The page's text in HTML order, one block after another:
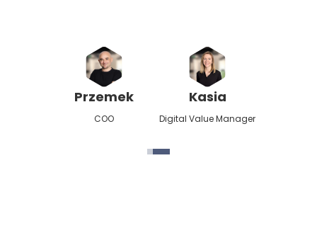
Przemek
COO
Kasia
Digital Value Manager